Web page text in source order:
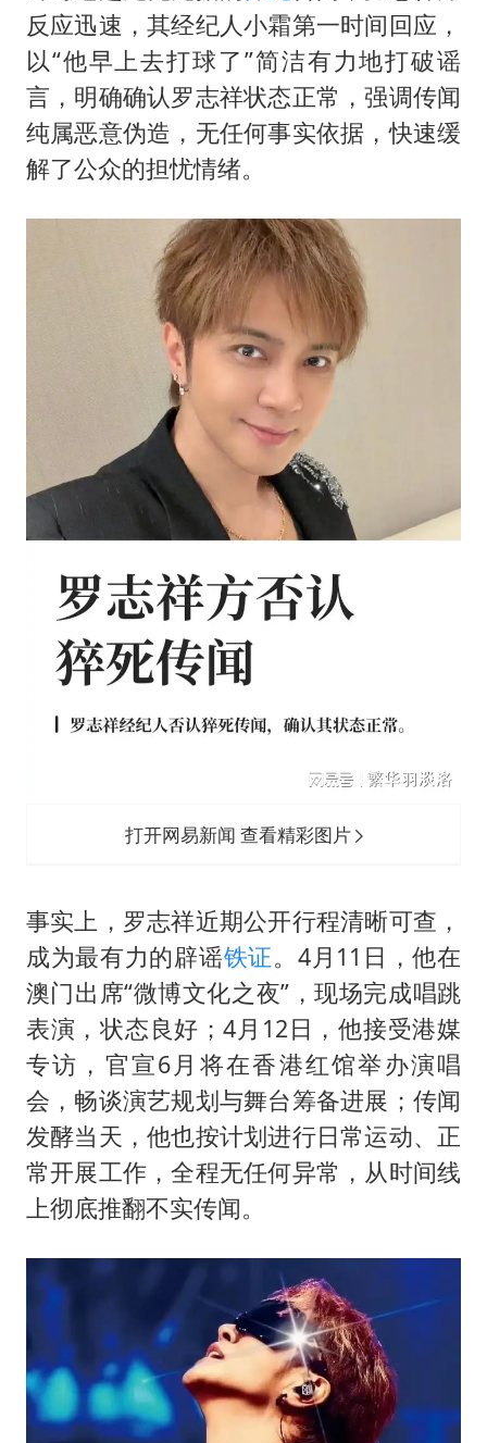
反应迅速，其经纪人小霜第一时间回应，
以“他早上去打球了”简洁有力地打破谣
言，明确确认罗志祥状态正常，强调传闻
纯属恶意伪造，无任何事实依据，快速缓
解了公众的担忧情绪。
打开网易新闻 查看精彩图片
事实上，罗志祥近期公开行程清晰可查，
成为最有力的辟谣铁证。4月11日，他在
澳门出席“微博文化之夜”，现场完成唱跳
表演，状态良好；4月12日，他接受港媒
专访，官宣6月将在香港红馆举办演唱
会，畅谈演艺规划与舞台筹备进展；传闻
发酵当天，他也按计划进行日常运动、正
常开展工作，全程无任何异常，从时间线
上彻底推翻不实传闻。